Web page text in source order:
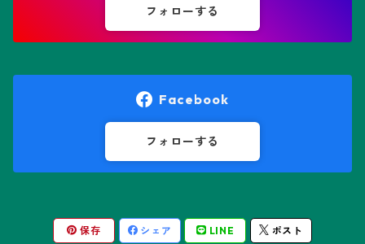
オレオケレウス属
friedrichii LB 2178
キリンドロオプンチア属
プセウドリトス属
ユーフォルビア属
フォローする
Facebook
フォローする
保存 シェア LINE ポスト